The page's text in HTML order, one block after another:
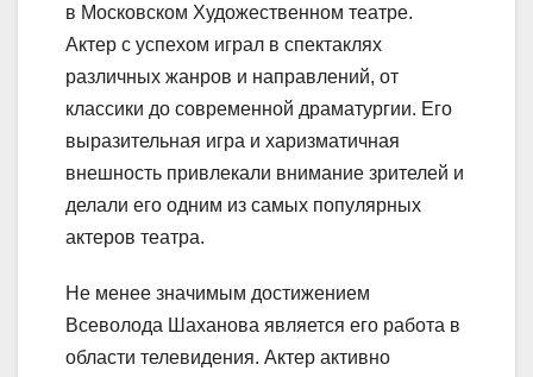
в Московском Художественном театре.
Актер с успехом играл в спектаклях
различных жанров и направлений, от
классики до современной драматургии. Его
выразительная игра и харизматичная
внешность привлекали внимание зрителей и
делали его одним из самых популярных
актеров театра.
Не менее значимым достижением
Всеволода Шаханова является его работа в
области телевидения. Актер активно